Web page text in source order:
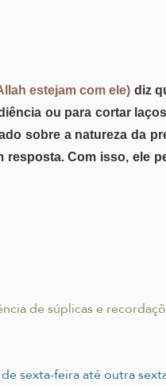
estejam com ele) diz
ou para cortar
sobre a natureza da
resposta. Com isso, ele
de súplicas e
sexta-feira até outra